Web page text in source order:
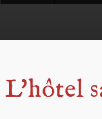
L'hôtel